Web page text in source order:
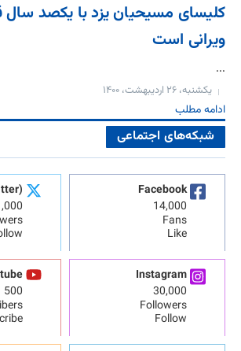
کلیسای مسیحیان یزد با یکصد
ویرانی است
...
یکشنبه، ۲۶ اردیبهشت، ۱۴۰۰
ادامه مطلب
شبکه‌های اجتماعی
Facebook
14,000
Fans
Like
Instagram
30,000
Followers
Follow
500